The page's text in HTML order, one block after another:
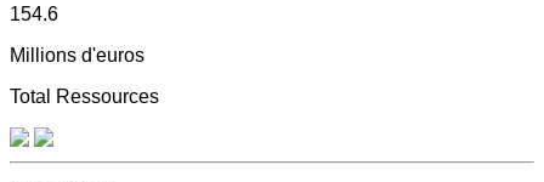
154.6
Millions d'euros
Total Ressources